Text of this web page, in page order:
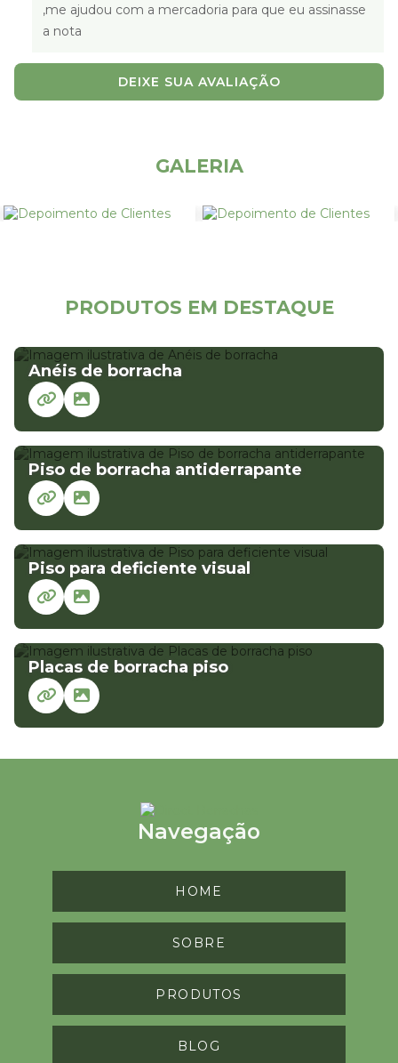
,me ajudou com a mercadoria para que eu assinasse
a nota
DEIXE SUA AVALIAÇÃO
GALERIA
PRODUTOS EM DESTAQUE
Anéis de borracha
Piso de borracha antiderrapante
Piso para deficiente visual
Placas de borracha piso
Navegação
HOME
SOBRE
PRODUTOS
BLOG